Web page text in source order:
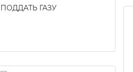
ПОДДАТЬ ГАЗУ